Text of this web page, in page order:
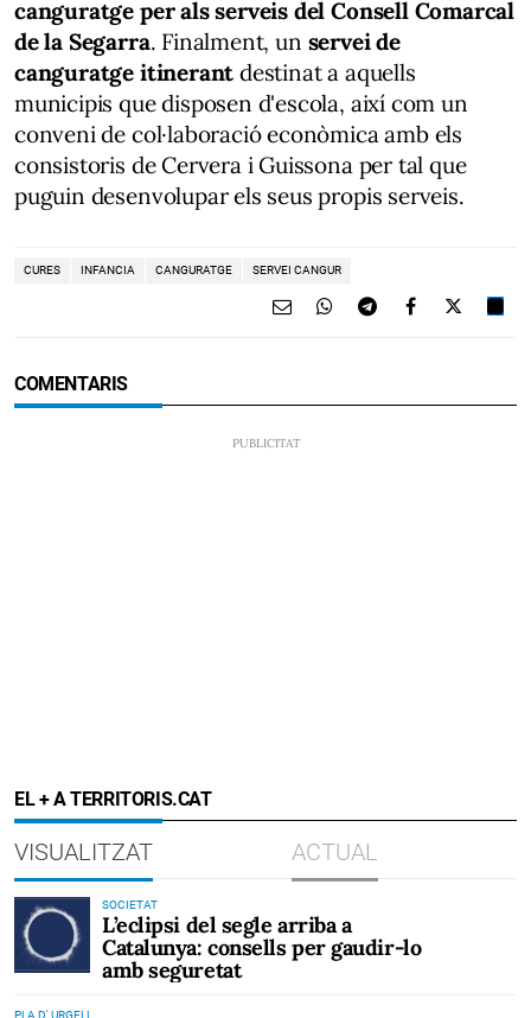
canguratge per als serveis del Consell Comarcal
de la Segarra. Finalment, un servei de
canguratge itinerantdestinat a aquells
municipis que disposen d'escola, així com un
conveni de col·laboració econòmica amb els
consistoris de Cervera i Guissona per tal que
puguin desenvolupar els seus propis serveis.
CURES INFANCIA CANGURATGE SERVEI CANGUR
COMENTARIS
EL + A TERRITORIS.CAT
VISUALITZAT ACTUAL
SOCIETAT
L’eclipsi del segle arriba a
Catalunya: consells per gaudir-lo
amb seguretat